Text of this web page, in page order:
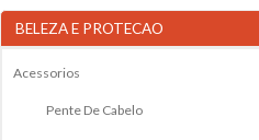
BELEZA E PROTECAO
Acessorios
Pente De Cabelo